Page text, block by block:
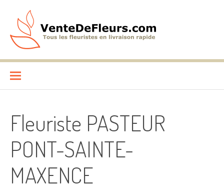
contenu
VenteDeFleurs.com
Fleuriste PASTEUR
PONT-SAINTE-
MAXENCE